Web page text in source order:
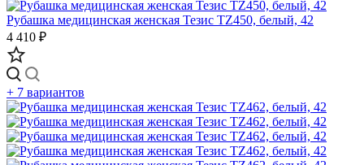
Рубашка медицинская женская Тезис TZ450, белый, 42
4 410 ₽
+ 7 вариантов